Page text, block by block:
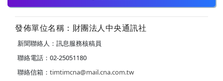
發佈單位名稱：財團法人中央通訊社
新聞聯絡人：訊息服務核稿員
聯絡電話：02-25051180
聯絡信箱： timtimcna@mail.cna.com.tw